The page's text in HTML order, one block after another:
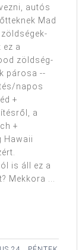
autós
Mad
a
zöldség-
párosa --
napos
+
a
+
Hawaii
is áll ez a
Mekkora ...